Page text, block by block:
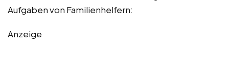
Aufgaben von Familienhelfern:
Anzeige